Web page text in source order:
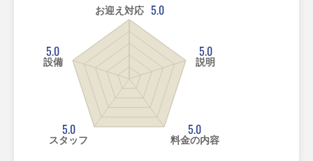
お迎え対応 5.0
5.0
説明
5.0
料金の内容
5.0
スタッフ
5.0
設備